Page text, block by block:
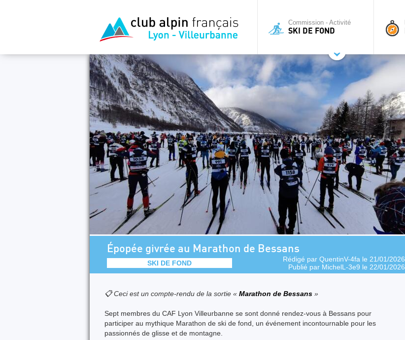
Commission - Activité
SKI DE FOND
Épopée givrée au Marathon de Bessans
SKI DE FOND Rédigé par QuentinV-4fa le 21/01/2026
Publié par MichelL-3e9 le 22/01/2026
📋 Ceci est un compte-rendu de la sortie « Marathon de Bessans »
Sept membres du CAF Lyon Villeurbanne se sont donné rendez-vous à Bessans pour
participer au mythique Marathon de ski de fond, un événement incontournable pour les
passionnés de glisse et de montagne.